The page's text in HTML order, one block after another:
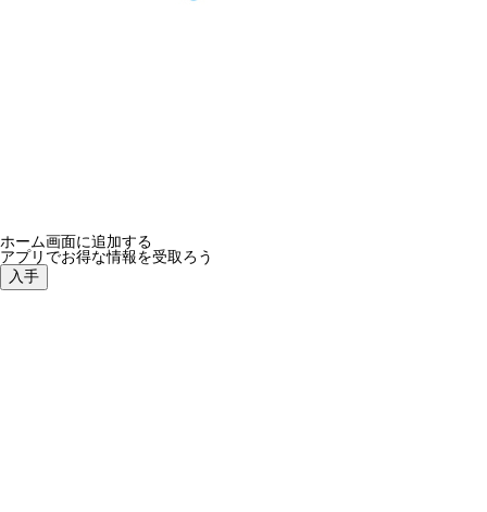
ホーム画面に追加する
アプリでお得な情報を受取ろう
入手